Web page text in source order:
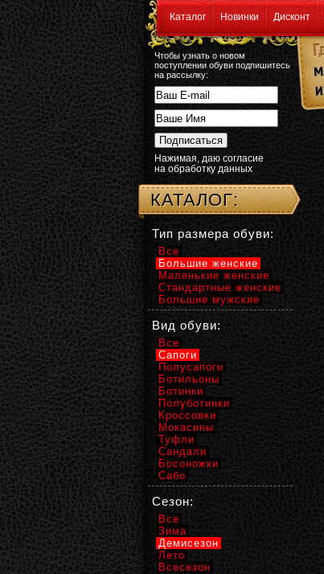
Каталог Новинки Дисконт
Чтобы узнать о новом
поступлении обуви подпишитесь
на рассылку:
Нажимая, даю согласие
на обработку данных
КАТАЛОГ:
Тип размера обуви:
Все
Большие женские
Маленькие женские
Стандартные женские
Большие мужские
Вид обуви:
Все
Сапоги
Полусапоги
Ботильоны
Ботинки
Полуботинки
Кроссовки
Мокасины
Туфли
Сандали
Босоножки
Сабо
Сезон:
Все
Зима
Демисезон
Лето
Всесезон